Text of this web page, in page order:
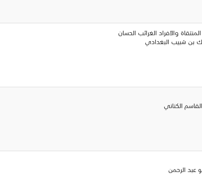
والأفراد الغرائب الحسان
بن شبيب البغدادي
الكناني
عبد الرحمن